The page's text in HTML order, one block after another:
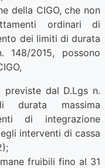
della CIGO, che non
ordinari di
dei limiti di durata
148/2015, possono
dal D.Lgs n.
durata massima
di integrazione
interventi di cassa
fruibili fino al 31